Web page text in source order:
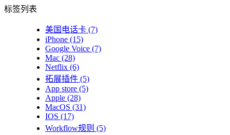
标签列表
美国电话卡 (7)
iPhone (15)
Google Voice (7)
Mac (28)
Netflix (6)
拓展插件 (5)
App store (5)
Apple (28)
MacOS (31)
IOS (17)
Workflow规则 (5)